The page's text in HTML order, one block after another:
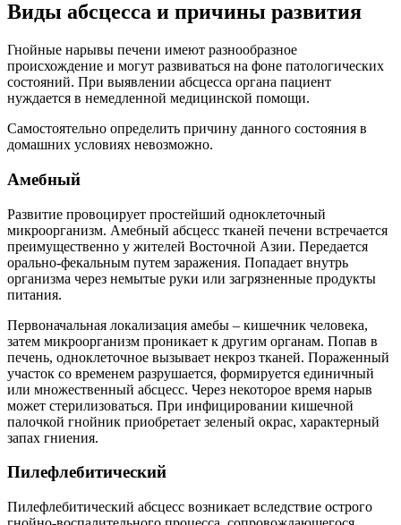
Виды абсцесса и причины развития
Гнойные нарывы печени имеют разнообразное
происхождение и могут развиваться на фоне патологических
состояний. При выявлении абсцесса органа пациент
нуждается в немедленной медицинской помощи.
Самостоятельно определить причину данного состояния в
домашних условиях невозможно.
Амебный
Развитие провоцирует простейший одноклеточный
микроорганизм. Амебный абсцесс тканей печени встречается
преимущественно у жителей Восточной Азии. Передается
орально-фекальным путем заражения. Попадает внутрь
организма через немытые руки или загрязненные продукты
питания.
Первоначальная локализация амебы – кишечник человека,
затем микроорганизм проникает к другим органам. Попав в
печень, одноклеточное вызывает некроз тканей. Пораженный
участок со временем разрушается, формируется единичный
или множественный абсцесс. Через некоторое время нарыв
может стерилизоваться. При инфицировании кишечной
палочкой гнойник приобретает зеленый окрас, характерный
запах гниения.
Пилефлебитический
Пилефлебитический абсцесс возникает вследствие острого